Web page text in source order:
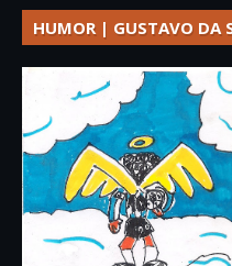
HUMOR | GUSTAVO DA